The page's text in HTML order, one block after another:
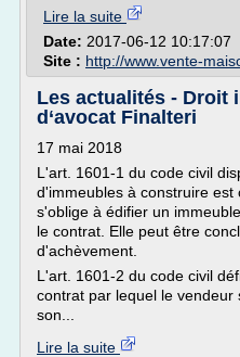
Lire la suite
Date: 2017-06-12 10:17:07
Site : http://www.vente-
Les actualités - Droit
d‘avocat Finalteri
17 mai 2018
L'art. 1601-1 du code civil
d'immeubles à construire
s'oblige à édifier un
le contrat. Elle peut être
d'achèvement.
L'art. 1601-2 du code civil
contrat par lequel le
son...
Lire la suite